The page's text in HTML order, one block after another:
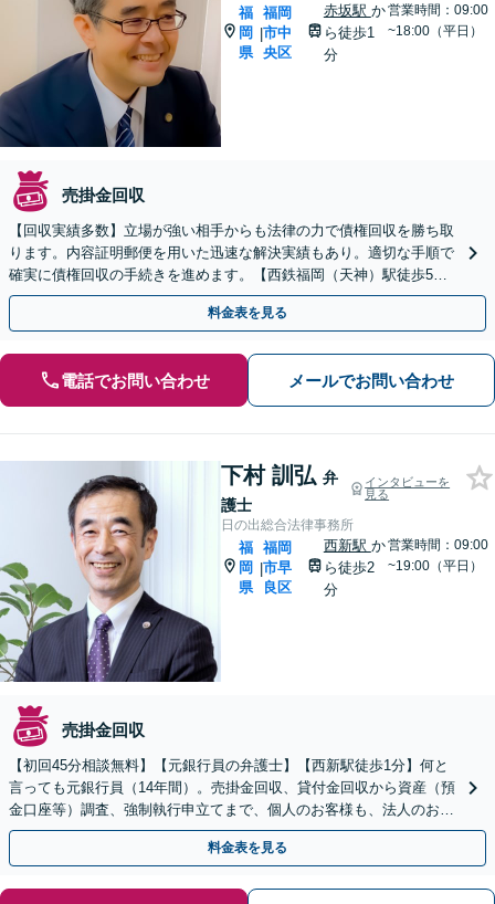
福
岡
県
|
福岡
市中
央区
赤坂駅 か
ら徒歩1
分
営業時間：09:00
~18:00（平日）
売掛金回収
【回収実績多数】立場が強い相手からも法律の力で債権回収を勝ち取
ります。内容証明郵便を用いた迅速な解決実績もあり。適切な手順で
確実に債権回収の手続きを進めます。【西鉄福岡（天神）駅徒歩5
分】【中央区役所目の前】
料金表を見る
電話でお問い合わせ メールでお問い合わせ
下村 訓弘 弁
護士
インタビューを
見る
日の出総合法律事務所
福
岡
県
|
福岡
市早
良区
西新駅 か
ら徒歩2
分
営業時間：09:00
~19:00（平日）
売掛金回収
【初回45分相談無料】【元銀行員の弁護士】【西新駅徒歩1分】何と
言っても元銀行員（14年間）。売掛金回収、貸付金回収から資産（預
金口座等）調査、強制執行申立てまで、個人のお客様も、法人のお客
様も、債権回収のことなら当事務所にご相談ください。
料金表を見る